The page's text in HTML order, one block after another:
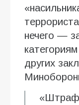
нечего —
других